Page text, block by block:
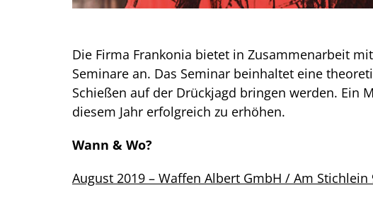
Die Firma Frankonia bietet in Zusammenarbeit
Seminare an. Das Seminar beinhaltet eine
Schießen auf der Drückjagd bringen werden. Ein
diesem Jahr erfolgreich zu erhöhen.
Wann & Wo?
August 2019 – Waffen Albert GmbH / Am